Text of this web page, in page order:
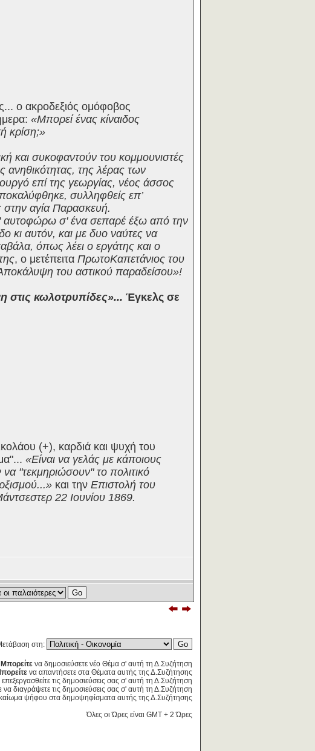
ο ακροδεξιός ομόφοβος
«Μπορεί ένας κίναιδος
κρίση;»
και συκοφαντούν του κομμουνιστές
ανηθικότητας, της λέρας των
επί της γεωργίας, νέος άσσος
συλληφθείς επ’
στην αγία Παρασκευή.
αυτοφώρω σ' ένα σεπαρέ έξω από την
κι αυτόν, και με δυο ναύτες να
όπως λέει ο εργάτης και ο
, ο μετέπειτα ΠρωτοΚαπετάνιος του
του αστικού παραδείσου»!
στις κωλοτρυπίδες»... Έγκελς σε
(+), καρδιά και ψυχή του
«Είναι να γελάς με κάποιους
"τεκμηριώσουν" το πολιτικό
και την Επιστολή του
22 Ιουνίου 1869.
στη:
Μπορείτε να δημοσιεύσετε νέο Θέμα σ' αυτή τη Δ.Συζήτηση
να απαντήσετε στα Θέματα αυτής της Δ.Συζήτησης
τις δημοσιεύσεις σας σ' αυτή τη Δ.Συζήτηση
να διαγράψετε τις δημοσιεύσεις σας σ' αυτή τη Δ.Συζήτηση
ψήφου στα δημοψηφίσματα αυτής της Δ.Συζήτησης
Όλες οι Ώρες είναι GMT + 2 Ώρες